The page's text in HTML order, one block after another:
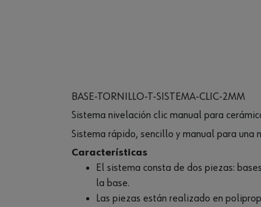
BASE-TORNILLO-T-SISTEMA-CLIC-2MM
Sistema nivelación clic manual para
Sistema rápido, sencillo y manual para una
Características
El sistema consta de dos piezas:
la base.
Las piezas están realizado en